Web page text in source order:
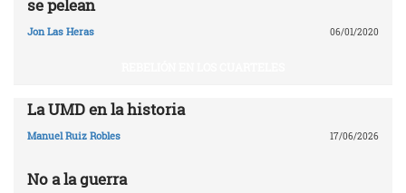
se pelean
Jon Las Heras 06/01/2020
La UMD en la historia
Manuel Ruiz Robles 17/06/2026
No a la guerra